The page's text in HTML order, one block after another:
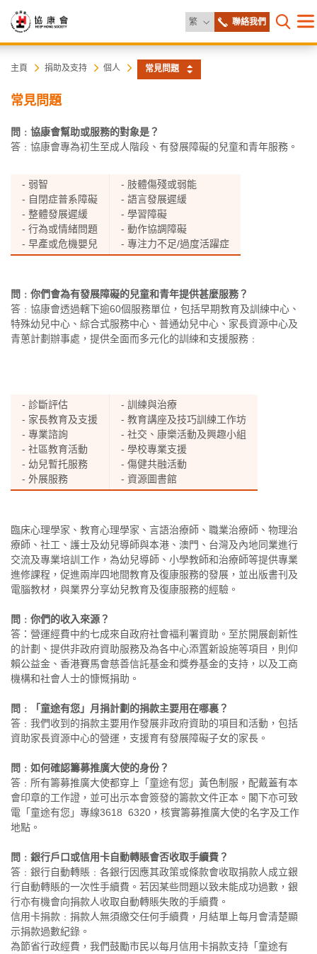
繁 更改語言聯絡我們
打開目
協
康
會
主頁 捐助及支持 個人 常見問題
常見問題
問﹕協康會幫助或服務的對象是？
答﹕協康會專為初生至成人階段、有發展障礙的兒童和青年服務。
- 弱智
- 自閉症普系障礙
- 整體發展遲緩
- 行為或情緒問題
- 早產或危機嬰兒
- 肢體傷殘或弱能
- 語言發展遲緩
- 學習障礙
- 動作協調障礙
- 專注力不足/過度活躍症
問﹕你們會為有發展障礙的兒童和青年提供甚麼服務？
答﹕協康會透過轄下逾60個服務單位，包括早期教育及訓練中心、
特殊幼兒中心、綜合式服務中心、普通幼兒中心、家長資源中心及
青蔥計劃辦事處，提供全面而多元化的訓練和支援服務﹕
- 診斷評估
- 家長教育及支援
- 專業諮詢
- 社區教育活動
- 幼兒暫托服務
- 外展服務
- 訓練與治療
- 教育講座及技巧訓練工作坊
- 社交、康樂活動及興趣小組
- 學校專業支援
- 傷健共融活動
- 資源圖書館
臨床心理學家、教育心理學家、言語治療師、職業治療師、物理治
療師、社工、護士及幼兒導師與本港、澳門、台灣及內地同業進行
交流及專業培訓工作，為幼兒導師、小學教師和治療師等提供專業
進修課程，促進兩岸四地間教育及復康服務的發展，並出版書刊及
電腦教材，與業界分享幼兒教育及復康服務的經驗。
問﹕你們的收入來源？
答：營運經費中約七成來自政府社會褔利署資助。至於開展創新性
的計劃、提供非政府資助服務及為各中心添置新設施等項目，則仰
賴公益金、香港賽馬會慈善信託基金和獎券基金的支持，以及工商
機構和社會人士的慷慨捐助。
問﹕「童途有您」月捐計劃的捐款主要用在哪裏？
答﹕我們收到的捐款主要用作發展非政府資助的項目和活動，包括
資助家長資源中心的營運，支援育有發展障礙子女的家長。
問﹕如何確認籌募推廣大使的身份？
答﹕所有籌募推廣大使都穿上「童途有您」黃色制服，配戴蓋有本
會印章的工作證，並可出示本會簽發的籌款文件正本。閣下亦可致
電「童途有您」專線3618 6320，核實籌募推廣大使的名字及工作
地點。
問﹕銀行戶口或信用卡自動轉賬會否收取手續費？
答﹕銀行自動轉賬﹕各銀行因應其政策或條款會收取捐款人成立銀
行自動轉賬的一次性手續費。若因某些問題以致未能成功過數，銀
行亦有機會向捐款人收取自動轉賬失敗的手續費。
信用卡捐款﹕捐款人無須繳交任何手續費，月結單上每月會清楚顯
示捐款過數紀錄。
為節省行政經費，我們鼓勵市民以每月信用卡捐款支持「童途有